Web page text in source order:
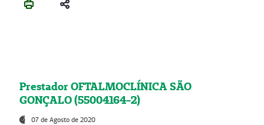
Prestador OFTALMOCLÍNICA SÃO
GONÇALO (55004164-2)
07 de Agosto de 2020